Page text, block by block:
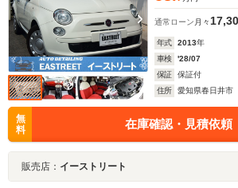
通常ローン 月々
年式 2013年
車検
'28/07
保証
保証付
住所
愛知県春日井市
無
料
在庫確認・見積依頼
販売店： イーストリート